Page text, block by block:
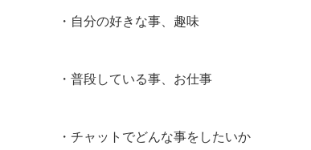
・自分の好きな事、趣味
・普段している事、お仕事
・チャットでどんな事をしたいか